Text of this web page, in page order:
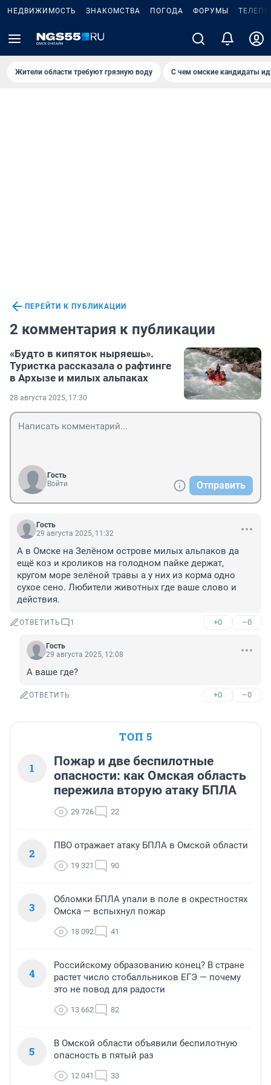
НЕДВИЖИМОСТЬ ЗНАКОМСТВА ПОГОДА ФОРУМЫ
Жители области требуют грязную воду С чем омские кандидаты
ПЕРЕЙТИ К ПУБЛИКАЦИИ
2 комментария к публикации
«Будто в кипяток ныряешь».
Туристка рассказала о рафтинге
в Архызе и милых альпаках
28 августа 2025, 17:30
Гость
Войти
Отправить
Гость
29 августа 2025, 11:32
А в Омске на Зелёном острове милых альпаков да
ещё коз и кроликов на голодном пайке держат,
кругом море зелёной травы а у них из корма одно
сухое сено. Любители животных где ваше слово и
действия.
ОТВЕТИТЬ 1 +0 –0
Гость
29 августа 2025, 12:08
А ваше где?
ОТВЕТИТЬ +0 –0
ТОП 5
1
Пожар и две беспилотные
опасности: как Омская область
пережила вторую атаку БПЛА
29 726 22
2
ПВО отражает атаку БПЛА в Омской области
19 321 90
3
Обломки БПЛА упали в поле в окрестностях
Омска — вспыхнул пожар
18 092 41
4
Российскому образованию конец? В стране
растет число стобалльников ЕГЭ — почему
это не повод для радости
13 662 82
5
В Омской области объявили беспилотную
опасность в пятый раз
12 041 33